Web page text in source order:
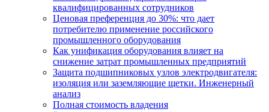
квалифицированных сотрудников
Ценовая преференция до 30%: что дает
потребителю применение российского
промышленного оборудования
Как унификация оборудования влияет на
снижение затрат промышленных предприятий
Защита подшипниковых узлов электродвигателя:
изоляция или заземляющие щетки. Инженерный
анализ
Полная стоимость владения